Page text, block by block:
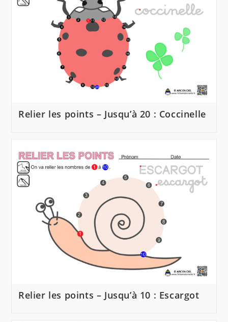
Relier les points – Jusqu’à 20 : Coccinelle
Relier les points – Jusqu’à 10 : Escargot